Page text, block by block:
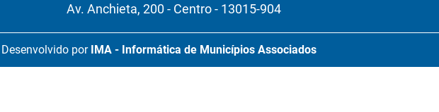
Av. Anchieta, 200 - Centro - 13015-904
Desenvolvido por IMA - Informática de Municípios Associados